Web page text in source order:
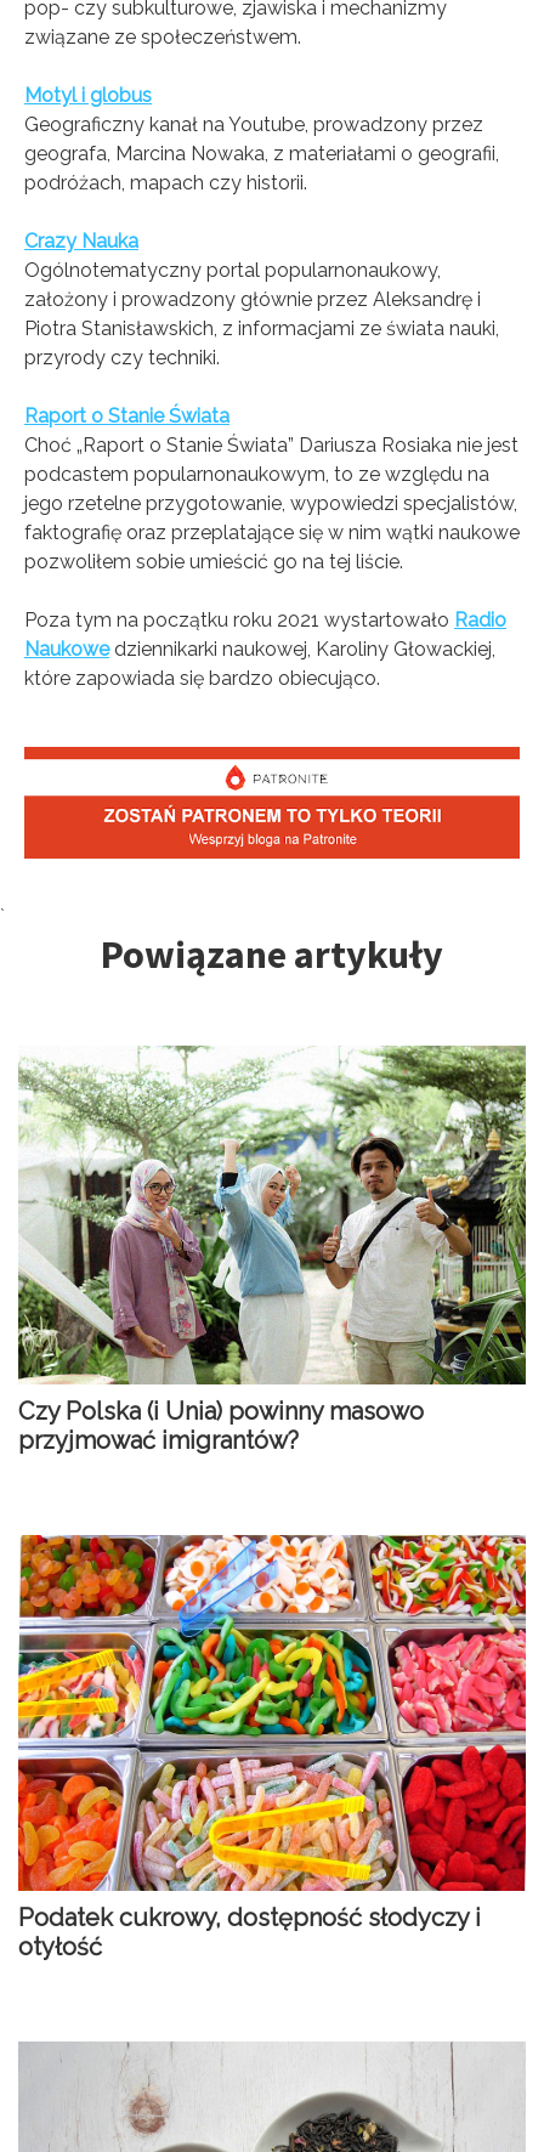
Bądź na biężaco!
Zapisz się na newsletter, aby
otrzymywać informacje o
nowych treściach na stronie
totylkoteoria.pl
Wyrażam zgodę na przetwarzanie moich danych osobowych (adresu e-
mail oraz imienia) zawartych w zgłoszeniu w celu otrzymywania
newslettera. W każdym momencie mogę wycofać zgodę wypisując się z
newslettera. Szczegółowe informacje o przetwarzaniu danych znajdują
się w polityce prywatności.
x
pop- czy subkulturowe, zjawiska i mechanizmy
związane ze społeczeństwem.
Motyl i globus
Geograficzny kanał na Youtube, prowadzony przez
geografa, Marcina Nowaka, z materiałami o geografii,
podróżach, mapach czy historii.
Crazy Nauka
Ogólnotematyczny portal popularnonaukowy,
założony i prowadzony głównie przez Aleksandrę i
Piotra Stanisławskich, z informacjami ze świata nauki,
przyrody czy techniki.
Raport o Stanie Świata
Choć „Raport o Stanie Świata” Dariusza Rosiaka nie jest
podcastem popularnonaukowym, to ze względu na
jego rzetelne przygotowanie, wypowiedzi specjalistów,
faktografię oraz przeplatające się w nim wątki naukowe
pozwoliłem sobie umieścić go na tej liście.
Poza tym na początku roku 2021 wystartowało Radio
Naukowedziennikarki naukowej, Karoliny Głowackiej,
które zapowiada się bardzo obiecująco.
`
Powiązane artykuły
Czy Polska (i Unia) powinny masowo
przyjmować imigrantów?
Podatek cukrowy, dostępność słodyczy i
otyłość